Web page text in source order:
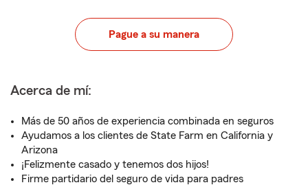
Pague a su manera
Acerca de mí:
Más de 50 años de experiencia combinada en seguros
Ayudamos a los clientes de State Farm en California y
Arizona
¡Felizmente casado y tenemos dos hijos!
Firme partidario del seguro de vida para padres